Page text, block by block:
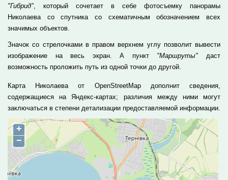
"Гибрид", который сочетает в себе фотосъемку панорамы
Николаева со спутника со схематичным обозначением всех
значимых объектов.
Значок со стрелочками в правом верхнем углу позволит вывести
изображение на весь экран. А пункт "Маршруты" даст
возможность проложить путь из одной точки до другой.
Карта Николаева от OpenStreetMap дополнит сведения,
содержащиеся на Яндекс-картах; различия между ними могут
заключаться в степени детализации предоставляемой информации.
+
−